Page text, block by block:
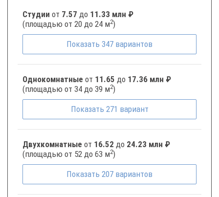
Студии от 7.57 до 11.33 млн ₽
(площадью от 20 до 24 м2)
Показать 347 вариантов
Однокомнатные от 11.65 до 17.36 млн ₽
(площадью от 34 до 39 м2)
Показать 271 вариант
Двухкомнатные от 16.52 до 24.23 млн ₽
(площадью от 52 до 63 м2)
Показать 207 вариантов